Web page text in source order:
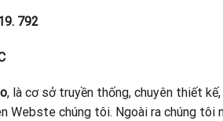
792
, là cơ sở truyền thống, chuyên thiết
Webste chúng tôi. Ngoài ra chúng tôi